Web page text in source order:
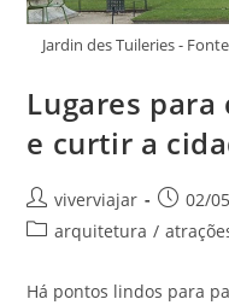
Jardin des Tuileries -
Lugares
e curtir a
Autor
do
viverviajar
Post02/
Categoria
post:
arquitetura /
Há pontos lindos para